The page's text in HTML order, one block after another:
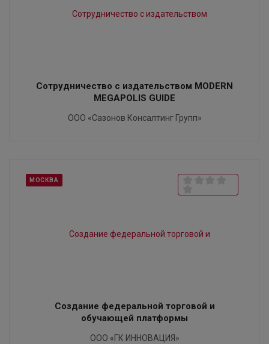
Сотрудничество с издательством MODERN
MEGAPOLIS GUIDE
ООО «Сазонов Консалтинг Групп»
МОСКВА
Создание федеральной торговой и
обучающей платформы
ООО «ГК ИННОВАЦИЯ»